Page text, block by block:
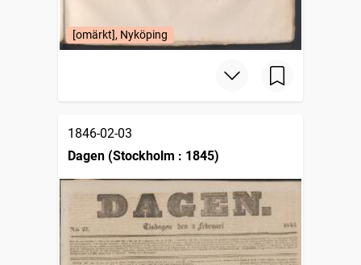
[omärkt], Nyköping
1846-02-03
Dagen (Stockholm : 1845)